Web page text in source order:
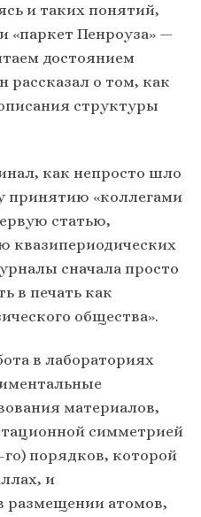
и таких понятий,
«паркет Пенроуза» —
достоянием
рассказал о том, как
структуры
как непросто шло
принятию «коллегами
статью,
сначала просто
в печать как
общества».
в лабораториях
материалов,
симметрией
го) порядков, которой
и
размещении атомов,